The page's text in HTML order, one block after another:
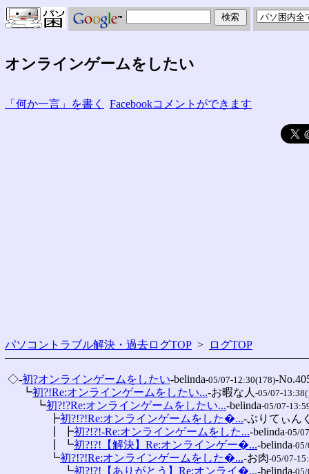
オンラインゲームをしたい
「何か一言」を書く Facebookコメントができます
パソコントラブル解決・過去ログTOP > ログTOP
◇-初?オンラインゲームをしたい-belinda-05/07-12:30(178)-
┗初?!Re:オンラインゲームをしたい...-お暇な人 -05/07-
┗初?!?Re:オンラインゲームをしたい...-belinda-05/07-
┣初?!?!Re:オンラインゲームをした�...-ぷりてぃん
┃ ┣初?!?!-Re:オンラインゲームをした...-belinda-05/
┃ ┗初?!?!【解決】Re:オンラインゲー�...-belinda-
┗初?!?!Re:オンラインゲームをした�...-お肉-05/07-
┗初?!?!【ありがとう】Re:オンライ�...-belinda-